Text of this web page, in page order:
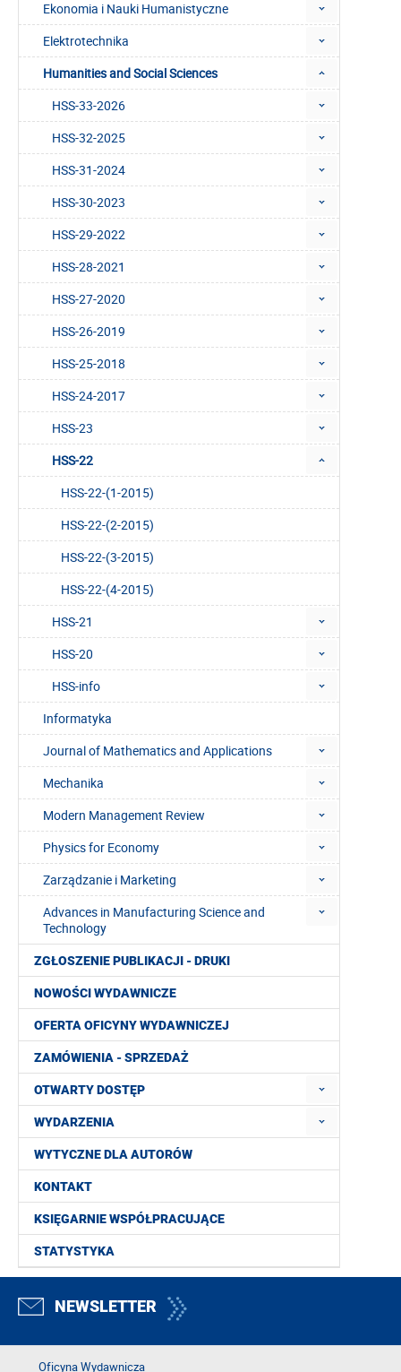
Ekonomia i Nauki Humanistyczne
Elektrotechnika
Humanities and Social Sciences
HSS-33-2026
HSS-32-2025
HSS-31-2024
HSS-30-2023
HSS-29-2022
HSS-28-2021
HSS-27-2020
HSS-26-2019
HSS-25-2018
HSS-24-2017
HSS-23
HSS-22
HSS-22-(1-2015)
HSS-22-(2-2015)
HSS-22-(3-2015)
HSS-22-(4-2015)
HSS-21
HSS-20
HSS-info
Informatyka
Journal of Mathematics and Applications
Mechanika
Modern Management Review
Physics for Economy
Zarządzanie i Marketing
Advances in Manufacturing Science and
Technology
ZGŁOSZENIE PUBLIKACJI - DRUKI
NOWOŚCI WYDAWNICZE
OFERTA OFICYNY WYDAWNICZEJ
ZAMÓWIENIA - SPRZEDAŻ
OTWARTY DOSTĘP
WYDARZENIA
WYTYCZNE DLA AUTORÓW
KONTAKT
KSIĘGARNIE WSPÓŁPRACUJĄCE
STATYSTYKA
NEWSLETTER
Oficyna Wydawnicza